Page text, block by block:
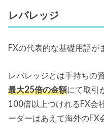
レバレッジ
FXの代表的な基礎用語が
レバレッジとは手持ちの
最大25倍の金額にて取引
100倍以上つけれるFX会
ーダーはあえて海外のFX